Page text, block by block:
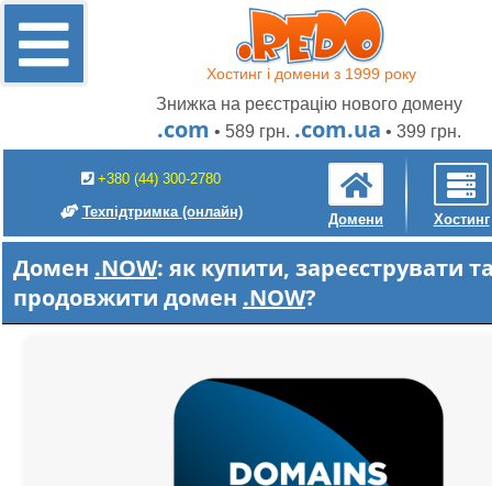
Хостинг і домени з 1999 року
Знижка на реєстрацію нового домену
.com • 589 грн. .com.ua • 399 грн.
+380 (44) 300-2780
Техпідтримка (онлайн) Домени Хостинг
Домен .NOW: як купити, зареєструвати
продовжити домен .NOW?